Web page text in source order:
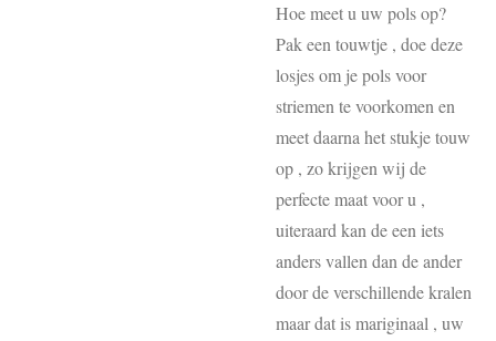
Hoe meet u uw pols op?
Pak een touwtje , doe deze
losjes om je pols voor
striemen te voorkomen en
meet daarna het stukje touw
op , zo krijgen wij de
perfecte maat voor u ,
uiteraard kan de een iets
anders vallen dan de ander
door de verschillende kralen
maar dat is mariginaal , uw